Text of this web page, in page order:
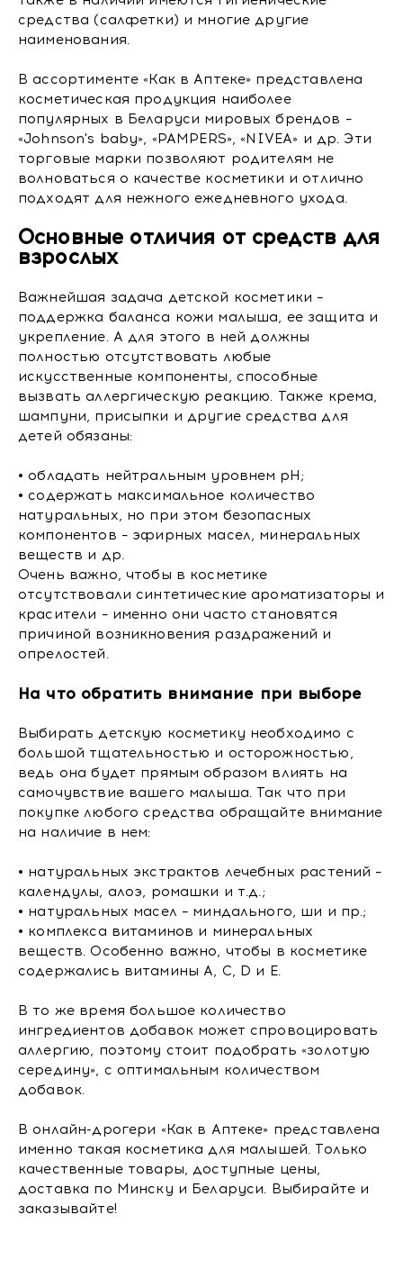
средства (салфетки) и многие другие
наименования.
В ассортименте «Как в Аптеке» представлена
косметическая продукция наиболее
популярных в Беларуси мировых брендов –
«Johnson's baby», «PAMPERS», «NIVEA» и др. Эти
торговые марки позволяют родителям не
волноваться о качестве косметики и отлично
подходят для нежного ежедневного ухода.
Основные отличия от средств для
взрослых
Важнейшая задача детской косметики –
поддержка баланса кожи малыша, ее защита и
укрепление. А для этого в ней должны
полностью отсутствовать любые
искусственные компоненты, способные
вызвать аллергическую реакцию. Также крема,
шампуни, присыпки и другие средства для
детей обязаны:
• обладать нейтральным уровнем pH;
• содержать максимальное количество
натуральных, но при этом безопасных
компонентов – эфирных масел, минеральных
веществ и др.
Очень важно, чтобы в косметике
отсутствовали синтетические ароматизаторы и
красители – именно они часто становятся
причиной возникновения раздражений и
опрелостей.
На что обратить внимание при выборе
Выбирать детскую косметику необходимо с
большой тщательностью и осторожностью,
ведь она будет прямым образом влиять на
самочувствие вашего малыша. Так что при
покупке любого средства обращайте внимание
на наличие в нем:
• натуральных экстрактов лечебных растений –
календулы, алоэ, ромашки и т.д.;
• натуральных масел – миндального, ши и пр.;
• комплекса витаминов и минеральных
веществ. Особенно важно, чтобы в косметике
содержались витамины A, C, D и E.
В то же время большое количество
ингредиентов добавок может спровоцировать
аллергию, поэтому стоит подобрать «золотую
середину», с оптимальным количеством
добавок.
В онлайн-дрогери «Как в Аптеке» представлена
именно такая косметика для малышей. Только
качественные товары, доступные цены,
доставка по Минску и Беларуси. Выбирайте и
заказывайте!